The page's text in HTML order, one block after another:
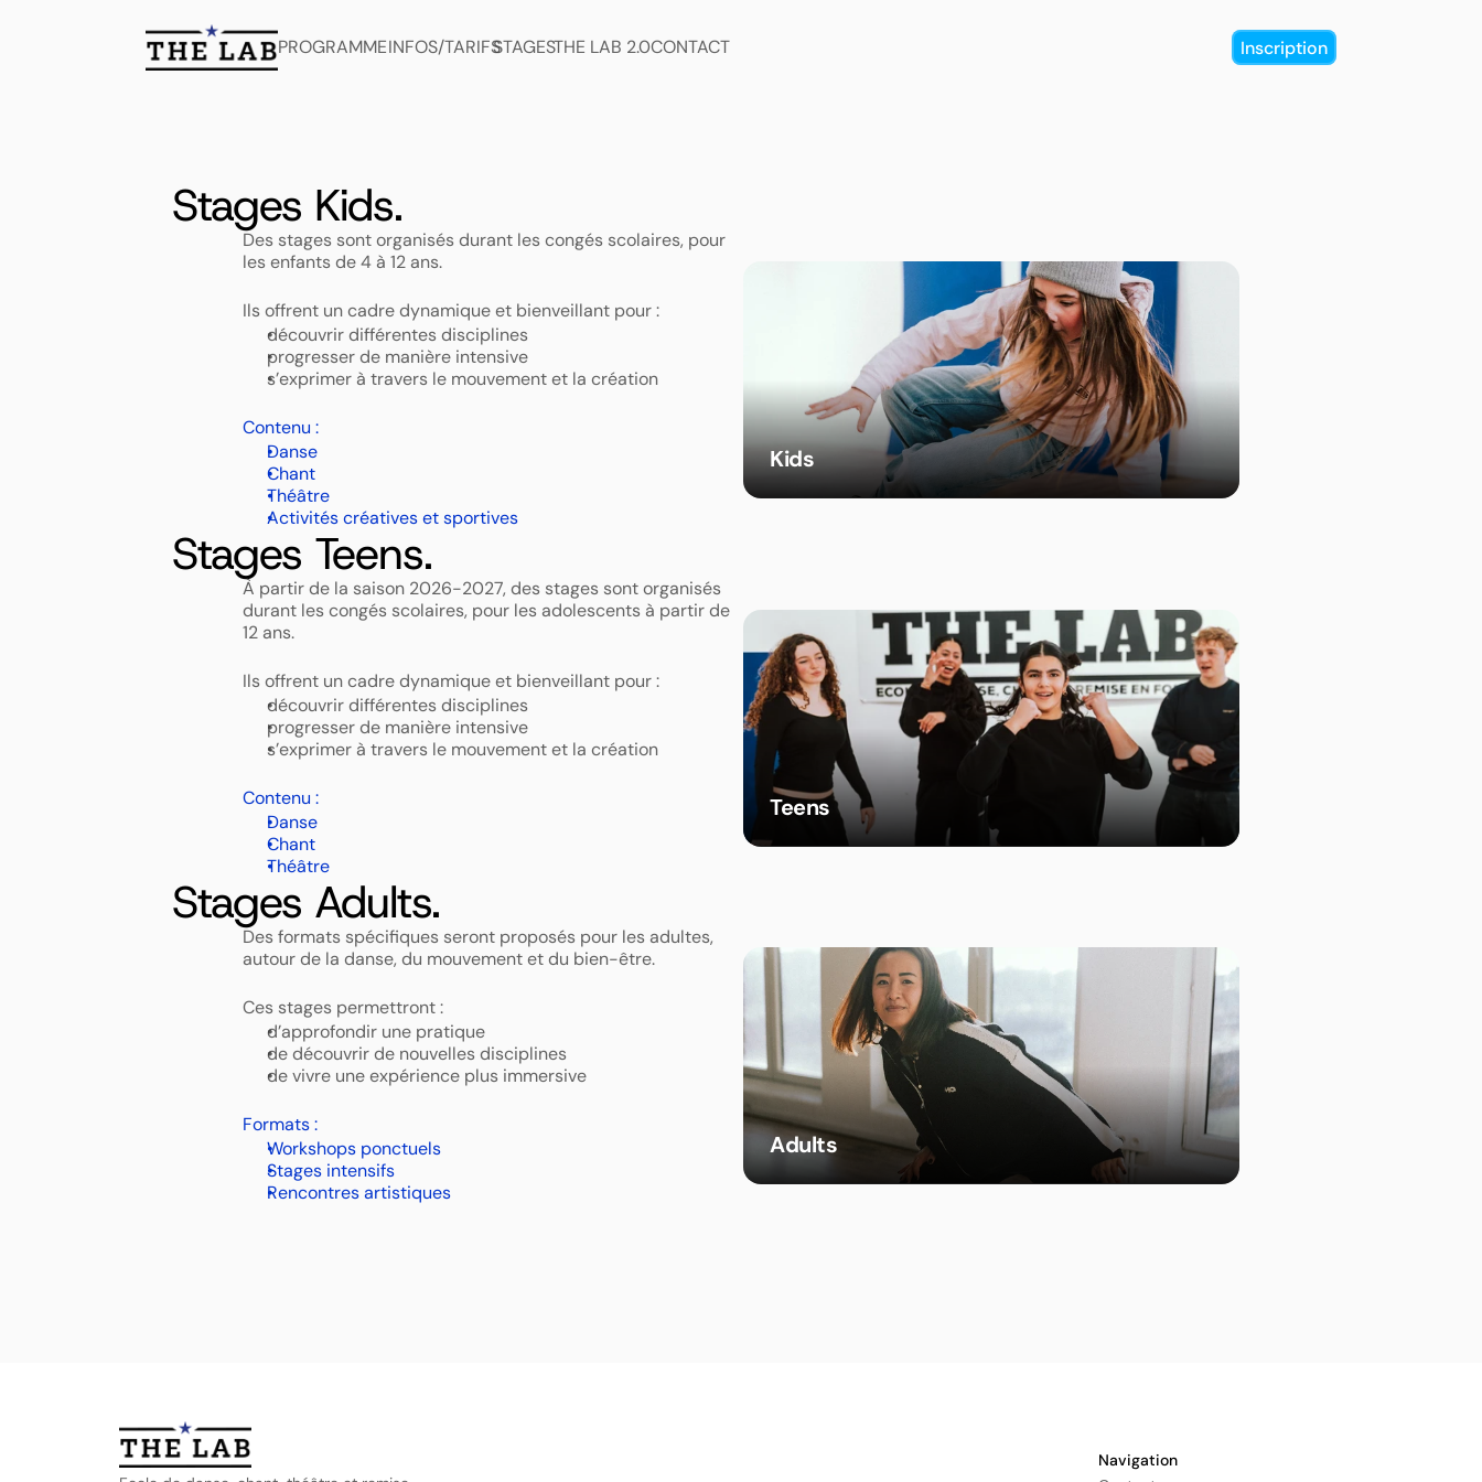
PROGRAMMEINFOS/TARIFSSTAGESTHE LAB 2.0CONTACT Inscription
Stages
Stages Kids.
Des stages sont organisés durant les congés scolaires, pour
les enfants de 4 à 12 ans.
Ils offrent un cadre dynamique et bienveillant pour :
découvrir différentes disciplines
progresser de manière intensive
s’exprimer à travers le mouvement et la création
Contenu :
Danse
Chant
Théâtre
Activités créatives et sportives
Kids
Stages Teens.
À partir de la saison 2026-2027, des stages sont organisés
durant les congés scolaires, pour les adolescents à partir de
12 ans.
Ils offrent un cadre dynamique et bienveillant pour :
découvrir différentes disciplines
progresser de manière intensive
s’exprimer à travers le mouvement et la création
Contenu :
Danse
Chant
Théâtre
Teens
Stages Adults.
Des formats spécifiques seront proposés pour les adultes,
autour de la danse, du mouvement et du bien-être.
Ces stages permettront :
d’approfondir une pratique
de découvrir de nouvelles disciplines
de vivre une expérience plus immersive
Formats :
Workshops ponctuels
Stages intensifs
Rencontres artistiques
Adults
Navigation